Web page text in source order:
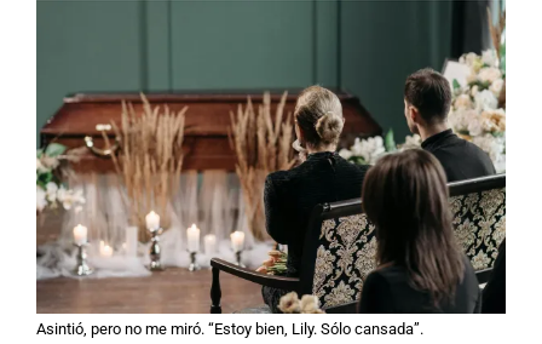
Asintió, pero no me miró. “Estoy bien, Lily. Sólo cansada”.